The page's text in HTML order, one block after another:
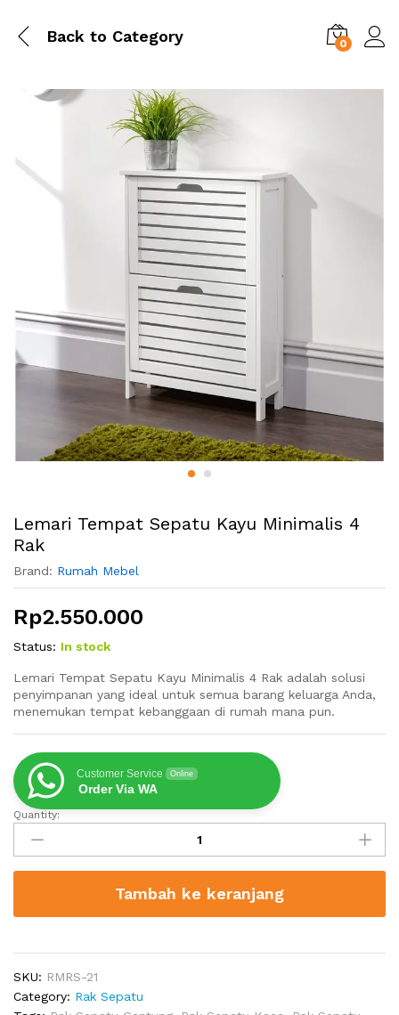
Back to Category 0
Lemari Tempat Sepatu Kayu Minimalis 4
Rak
Brand: Rumah Mebel
Rp2.550.000
Status: In stock
Lemari Tempat Sepatu Kayu Minimalis 4 Rak adalah solusi
penyimpanan yang ideal untuk semua barang keluarga Anda,
menemukan tempat kebanggaan di rumah mana pun.
Customer Service Online
Order Via WA
Lemari
Tempat
Sepatu
Kayu
4
quantity
Quantity:
Tambah ke keranjang
SKU: RMRS-21
Category: Rak Sepatu